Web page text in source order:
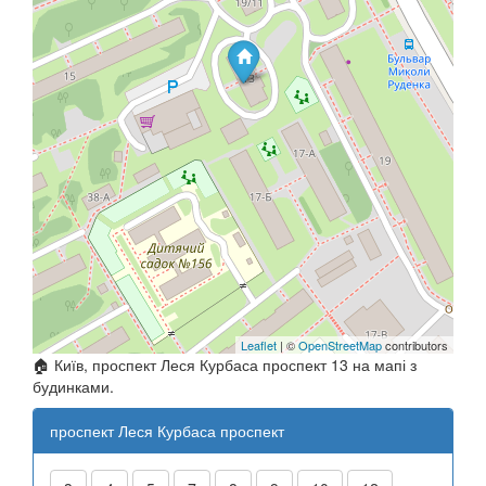
Leaflet | ©OpenStreetMapcontributors
🏠 Київ, проспект Леся Курбаса проспект 13 на мапі з
будинками.
проспект Леся Курбаса проспект